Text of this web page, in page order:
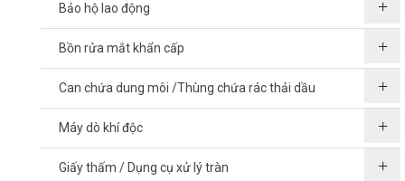
Bảo hộ lao động
Bồn rửa mắt khẩn cấp
Can chứa dung môi /Thùng chứa rác thải dầu
Máy dò khí độc
Giấy thấm / Dụng cụ xử lý tràn